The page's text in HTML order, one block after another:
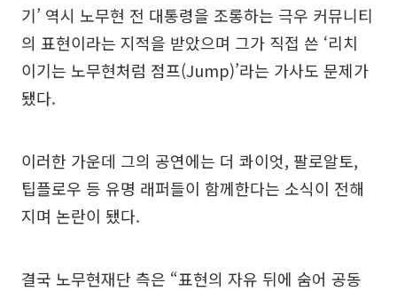
기’ 역시 노무현 전 대통령을 조롱하는 극우 커뮤니티
의 표현이라는 지적을 받았으며 그가 직접 쓴 ‘리치
이기는 노무현처럼 점프(Jump)’라는 가사도 문제가
됐다.
이러한 가운데 그의 공연에는 더 콰이엇, 팔로알토,
팁플로우 등 유명 래퍼들이 함께한다는 소식이 전해
지며 논란이 됐다.
결국 노무현재단 측은 “표현의 자유 뒤에 숨어 공동